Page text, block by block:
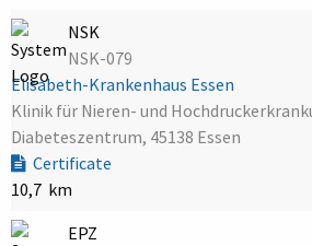
NSK
NSK-079
Elisabeth-Krankenhaus Essen
Klinik für Nieren- und
Diabeteszentrum, 45138 Essen
Certificate
10,7 km
EPZ